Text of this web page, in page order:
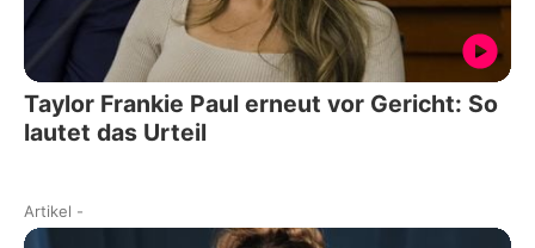
Taylor Frankie Paul erneut vor Gericht: So
lautet das Urteil
Artikel -